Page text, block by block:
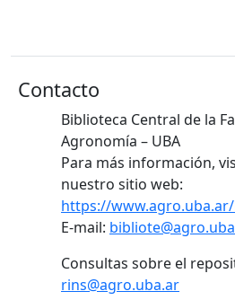
Contacto
Biblioteca Central de la
Agronomía – UBA
Para más información,
nuestro sitio web:
https://
E-mail:
Consultas sobre el
rins@agro.uba.ar